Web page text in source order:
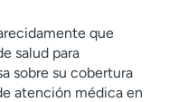
que
salud para
sobre su cobertura
atención médica en